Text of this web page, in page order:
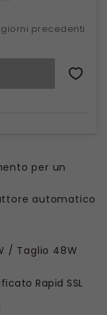
precedenti
per un
automatico
/ Taglio 48W
Rapid SSL